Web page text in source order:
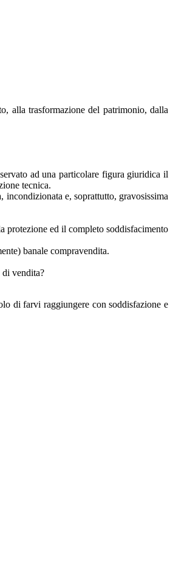
alla trasformazione del patrimonio, dalla
ad una particolare figura giuridica il
tecnica.
e, soprattutto, gravosissima
protezione ed il completo soddisfacimento
banale compravendita.
vendita?
di farvi raggiungere con soddisfazione e